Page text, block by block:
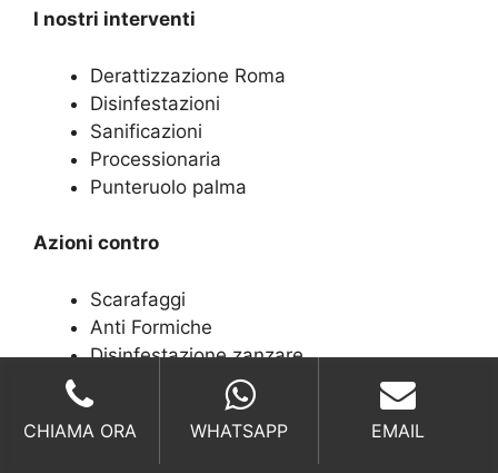
I nostri interventi
Derattizzazione Roma
Disinfestazioni
Sanificazioni
Processionaria
Punteruolo palma
Azioni contro
Scarafaggi
Anti Formiche
Disinfestazione zanzare
Disinfestazioni blatte
Disinfestazioni tafani
Chiamateci per
CHIAMA ORA WHATSAPP EMAIL